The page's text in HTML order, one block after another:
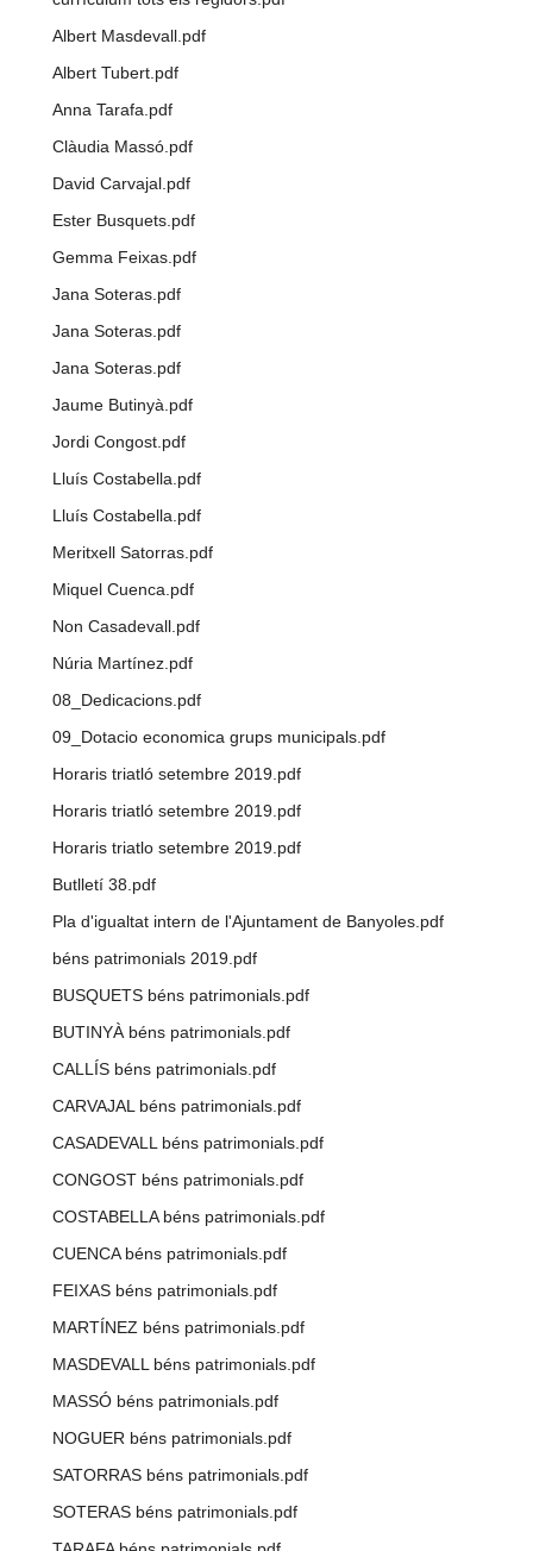
Albert Masdevall.pdf
Albert Tubert.pdf
Anna Tarafa.pdf
Clàudia Massó.pdf
David Carvajal.pdf
Ester Busquets.pdf
Gemma Feixas.pdf
Jana Soteras.pdf
Jana Soteras.pdf
Jana Soteras.pdf
Jaume Butinyà.pdf
Jordi Congost.pdf
Lluís Costabella.pdf
Lluís Costabella.pdf
Meritxell Satorras.pdf
Miquel Cuenca.pdf
Non Casadevall.pdf
Núria Martínez.pdf
08_Dedicacions.pdf
09_Dotacio economica grups municipals.pdf
Horaris triatló setembre 2019.pdf
Horaris triatló setembre 2019.pdf
Horaris triatlo setembre 2019.pdf
Butlletí 38.pdf
Pla d'igualtat intern de l'Ajuntament de Banyoles.pdf
béns patrimonials 2019.pdf
BUSQUETS béns patrimonials.pdf
BUTINYÀ béns patrimonials.pdf
CALLÍS béns patrimonials.pdf
CARVAJAL béns patrimonials.pdf
CASADEVALL béns patrimonials.pdf
CONGOST béns patrimonials.pdf
COSTABELLA béns patrimonials.pdf
CUENCA béns patrimonials.pdf
FEIXAS béns patrimonials.pdf
MARTÍNEZ béns patrimonials.pdf
MASDEVALL béns patrimonials.pdf
MASSÓ béns patrimonials.pdf
NOGUER béns patrimonials.pdf
SATORRAS béns patrimonials.pdf
SOTERAS béns patrimonials.pdf